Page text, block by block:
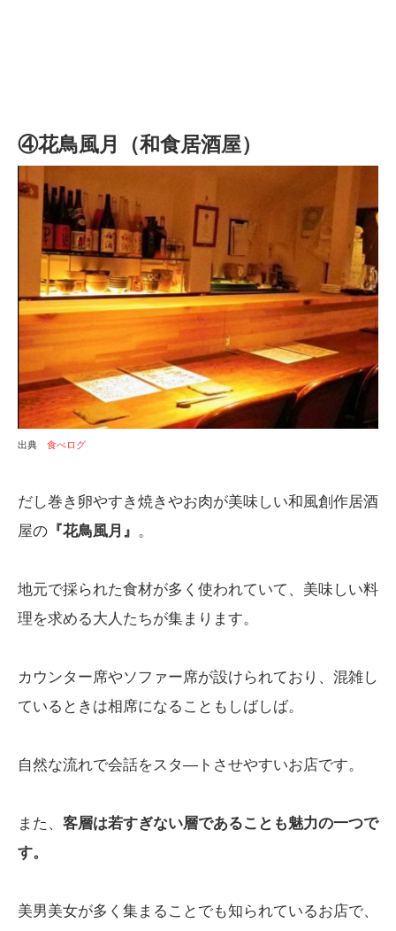
④花鳥風月（和食居酒屋）
出典 食べログ
だし巻き卵やすき焼きやお肉が美味しい和風創作居酒
屋の 『花鳥風月』 。
地元で採られた食材が多く使われていて、美味しい料
理を求める大人たちが集まります。
カウンター席やソファー席が設けられており、混雑し
ているときは相席になることもしばしば。
自然な流れで会話をスタ―トさせやすいお店です。
また、 客層は若すぎない層であることも魅力の一つで
す。
美男美女が多く集まることでも知られているお店で、